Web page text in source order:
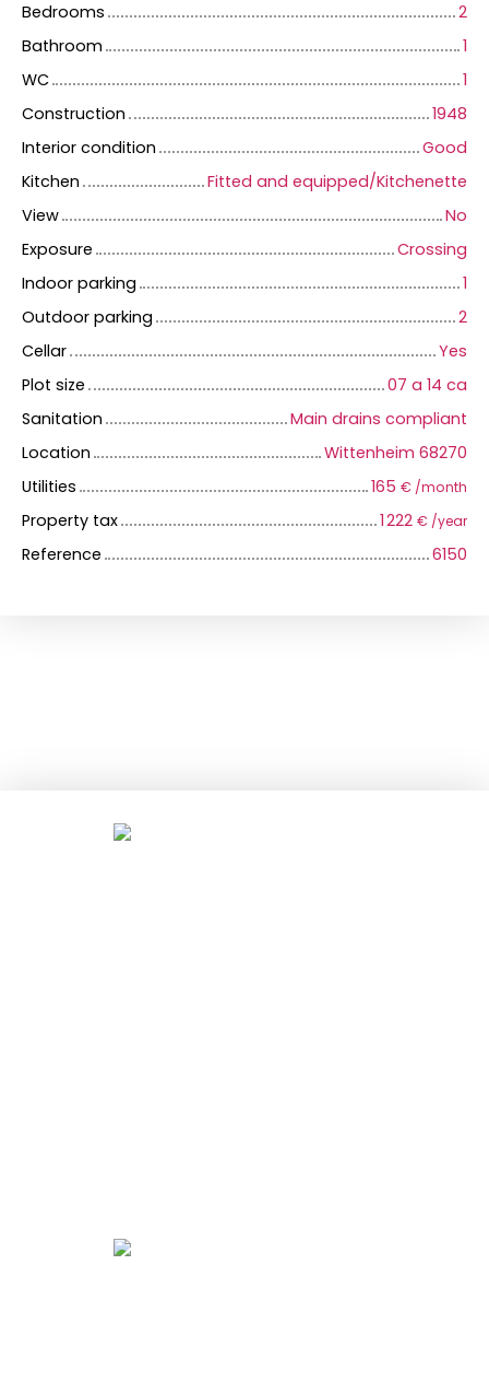
Bedrooms
2
Bathroom
1
WC
1
Construction
1948
Interior condition
Good
Kitchen
Fitted and equipped/Kitchenette
View
No
Exposure
Crossing
Indoor parking
1
Outdoor parking
2
Cellar
Yes
Plot size
07 a 14 ca
Sanitation
Main drains compliant
Location
Wittenheim 68270
Utilities
165 € /month
Property tax 1 222 € /year
Reference 6150